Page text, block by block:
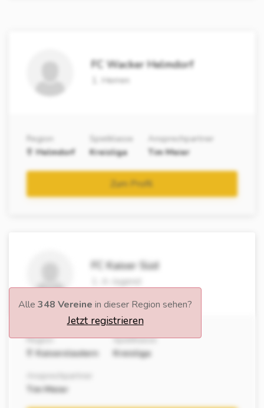
FC Wacker Helmdorf
1. Herren
Region
Helmdorf
Spielklasse
Kreisliga
Ansprechpartner
Tim Meier
Zum Profil
FC Kaiser Süd
1. A-Jugend
Region
Kaiserslautern
Spielklasse
Kreisliga
Tim Meier
Alle 348 Vereine in dieser Region sehen?
Jetzt registrieren